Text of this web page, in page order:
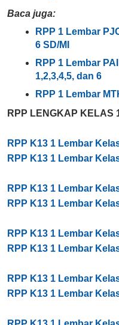
Baca juga:
RPP 1 Lembar
6 SD/MI
RPP 1 Lembar
1,2,3,4,5, dan 6
RPP 1 Lembar
RPP LENGKAP KELAS
RPP K13 1 Lembar
RPP K13 1 Lembar
RPP K13 1 Lembar
RPP K13 1 Lembar
RPP K13 1 Lembar
RPP K13 1 Lembar
RPP K13 1 Lembar
RPP K13 1 Lembar